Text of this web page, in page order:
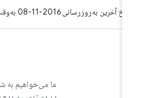
آخرین به‌روزرسانی 2016-11-08 به‌وقت ساعت هماهنگ جهانی.
ما می‌خواهیم به شما